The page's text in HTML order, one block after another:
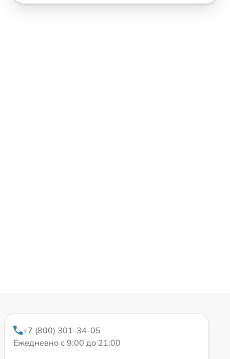
+7 (800) 301-34-05
Ежедневно с 9:00 до 21:00